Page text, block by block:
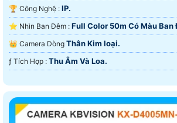
🏆 Công Nghệ : IP.
⭐ Nhìn Ban Đêm : Full Color 50m Có Màu Ban
👑 Camera Dòng Thân Kim loại.
️ƒ Tích Hợp : Thu Âm Và Loa.